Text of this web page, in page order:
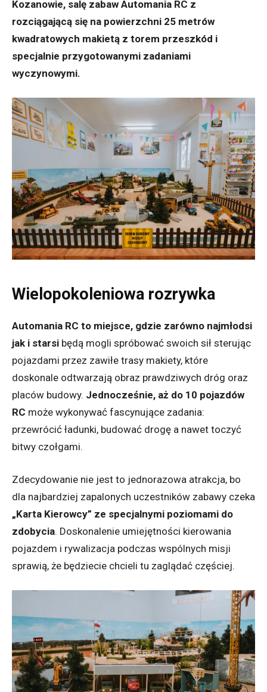
Kozanowie, salę zabaw Automania RC z
rozciągającą się na powierzchni 25 metrów
kwadratowych makietą z torem przeszkód i
specjalnie przygotowanymi zadaniami
wyczynowymi.
Wielopokoleniowa rozrywka
Automania RC to miejsce, gdzie zarówno najmłodsi
jak i starsi będą mogli spróbować swoich sił sterując
pojazdami przez zawiłe trasy makiety, które
doskonale odtwarzają obraz prawdziwych dróg oraz
placów budowy. Jednocześnie, aż do 10 pojazdów
RC może wykonywać fascynujące zadania:
przewrócić ładunki, budować drogę a nawet toczyć
bitwy czołgami.
Zdecydowanie nie jest to jednorazowa atrakcja, bo
dla najbardziej zapalonych uczestników zabawy czeka
„Karta Kierowcy” ze specjalnymi poziomami do
zdobycia. Doskonalenie umiejętności kierowania
pojazdem i rywalizacja podczas wspólnych misji
sprawią, że będziecie chcieli tu zaglądać częściej.